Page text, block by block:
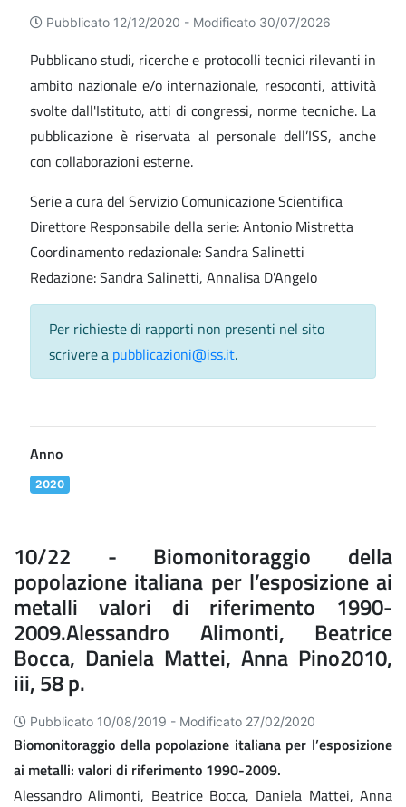
Pubblicato 12/12/2020 - Modificato 30/07/2026
Pubblicano studi, ricerche e protocolli tecnici rilevanti in
ambito nazionale e/o internazionale, resoconti, attività
svolte dall'Istituto, atti di congressi, norme tecniche. La
pubblicazione è riservata al personale dell’ISS, anche
con collaborazioni esterne.
Serie a cura del Servizio Comunicazione Scientifica
Direttore Responsabile della serie: Antonio Mistretta
Coordinamento redazionale: Sandra Salinetti
Redazione: Sandra Salinetti, Annalisa D'Angelo
Per richieste di rapporti non presenti nel sito
scrivere a pubblicazioni@iss.it.
Anno
2020
10/22 - Biomonitoraggio della
popolazione italiana per l’esposizione ai
metalli valori di riferimento 1990-
2009.Alessandro Alimonti, Beatrice
Bocca, Daniela Mattei, Anna Pino2010,
iii, 58 p.
Pubblicato 10/08/2019 - Modificato 27/02/2020
Biomonitoraggio della popolazione italiana per l’esposizione
ai metalli: valori di riferimento 1990-2009.
Alessandro Alimonti, Beatrice Bocca, Daniela Mattei, Anna